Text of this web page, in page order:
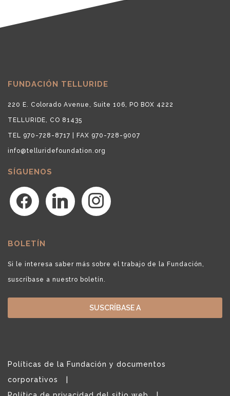
FUNDACIÓN TELLURIDE
220 E. Colorado Avenue, Suite 106, PO BOX 4222
TELLURIDE, CO 81435
TEL 970-728-8717 | FAX 970-728-9007
info@telluridefoundation.org
SÍGUENOS
facebook linkedin instagram
BOLETÍN
Si le interesa saber más sobre el trabajo de la Fundación,
suscríbase a nuestro boletín.
SUSCRÍBASE A
Políticas de la Fundación y documentos
corporativos